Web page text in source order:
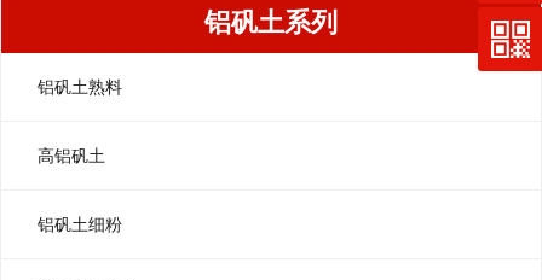
铝矾土系列
铝矾土熟料
高铝矾土
铝矾土细粉